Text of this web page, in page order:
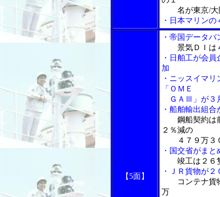
名が東京/大
・日本マリン
【5面】
・帝国データ
景気ＤＩは
・日舶工が会
加
・ニッスイマ
「ＯＭＥ
ＧＡⅢ」が３
・船舶輸出組
鋼船契約は
２％減の
４７９万３
・国交省がま
竣工は２６
・ＪＲ貨物が
コンテナ貨
万